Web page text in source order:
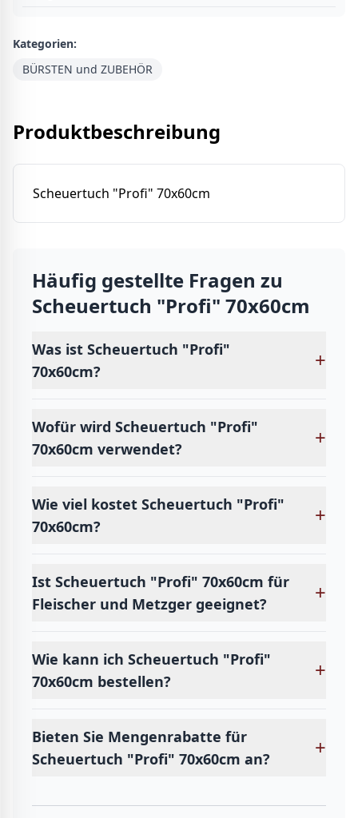
Kategorien:
BÜRSTEN und ZUBEHÖR
Produktbeschreibung
Scheuertuch "Profi" 70x60cm
Häufig gestellte Fragen zu
Scheuertuch "Profi" 70x60cm
Was ist Scheuertuch "Profi"
70x60cm?
+
Wofür wird Scheuertuch "Profi"
70x60cm verwendet?
+
Wie viel kostet Scheuertuch "Profi"
70x60cm?
+
Ist Scheuertuch "Profi" 70x60cm für
Fleischer und Metzger geeignet?
+
Wie kann ich Scheuertuch "Profi"
70x60cm bestellen?
+
Bieten Sie Mengenrabatte für
Scheuertuch "Profi" 70x60cm an?
+